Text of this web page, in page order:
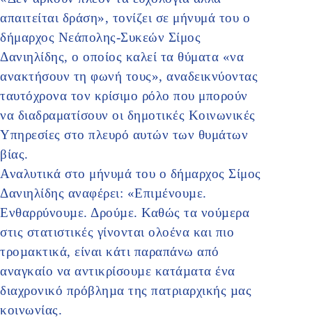
απαιτείται δράση», τονίζει σε μήνυμά του ο
δήμαρχος Νεάπολης-Συκεών Σίμος
Δανιηλίδης, ο οποίος καλεί τα θύματα «να
ανακτήσουν τη φωνή τους», αναδεικνύοντας
ταυτόχρονα τον κρίσιμο ρόλο που μπορούν
να διαδραματίσουν οι δημοτικές Κοινωνικές
Υπηρεσίες στο πλευρό αυτών των θυμάτων
βίας.
Αναλυτικά στο μήνυμά του ο δήμαρχος Σίμος
Δανιηλίδης αναφέρει: «Επιµένουµε.
Ενθαρρύνουµε. Δρούµε. Καθώς τα νούµερα
στις στατιστικές γίνονται ολοένα και πιο
τροµακτικά, είναι κάτι παραπάνω από
αναγκαίο να αντικρίσουµε κατάµατα ένα
διαχρονικό πρόβληµα της πατριαρχικής µας
κοινωνίας.